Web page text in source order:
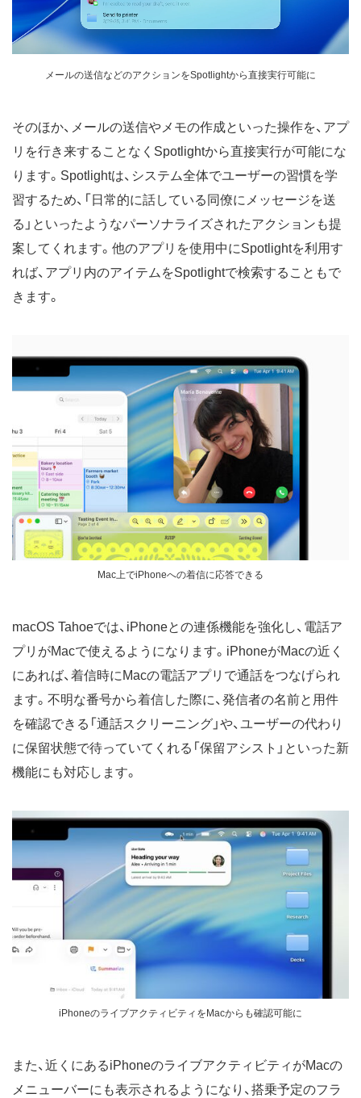
メールの送信などのアクションをSpotlightから直接実行可能に
そのほか、メールの送信やメモの作成といった操作を、アプ
リを行き来することなくSpotlightから直接実行が可能にな
ります。Spotlightは、システム全体でユーザーの習慣を学
習するため、「日常的に話している同僚にメッセージを送
る」といったようなパーソナライズされたアクションも提
案してくれます。他のアプリを使用中にSpotlightを利用す
れば、アプリ内のアイテムをSpotlightで検索することもで
きます。
Mac上でiPhoneへの着信に応答できる
macOS Tahoeでは、iPhoneとの連係機能を強化し、電話ア
プリがMacで使えるようになります。iPhoneがMacの近く
にあれば、着信時にMacの電話アプリで通話をつなげられ
ます。不明な番号から着信した際に、発信者の名前と用件
を確認できる「通話スクリーニング」や、ユーザーの代わり
に保留状態で待っていてくれる「保留アシスト」といった新
機能にも対応します。
iPhoneのライブアクティビティをMacからも確認可能に
また、近くにあるiPhoneのライブアクティビティがMacの
メニューバーにも表示されるようになり、搭乗予定のフラ